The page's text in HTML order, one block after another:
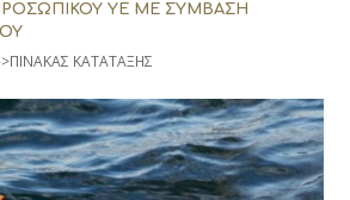
ΥΕ ΜΕ ΣΥΜΒΑΣΗ
ΚΑΤΑΤΑΞΗΣ